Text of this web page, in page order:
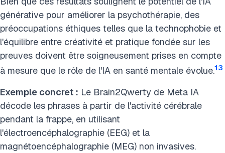
générative pour améliorer la psychothérapie, des
préoccupations éthiques telles que la technophobie et
l'équilibre entre créativité et pratique fondée sur les
preuves doivent être soigneusement prises en compte
à mesure que le rôle de l'IA en santé mentale évolue.13
Exemple concret : Le Brain2Qwerty de Meta IA
décode les phrases à partir de l'activité cérébrale
pendant la frappe, en utilisant
l'électroencéphalographie (EEG) et la
magnétoencéphalographie (MEG) non invasives.